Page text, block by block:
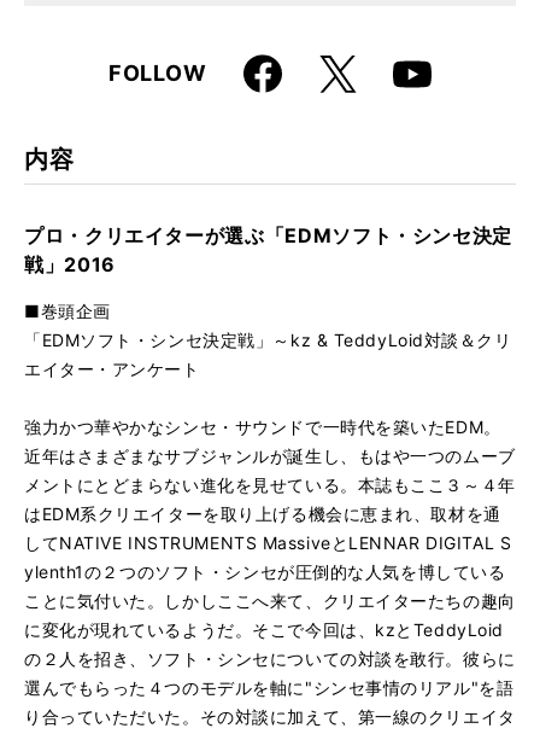
FOLLOWFaceboo
k
X Youtube
内容
プロ・クリエイターが選ぶ「EDMソフト・シンセ決定
戦」2016
■巻頭企画
「EDMソフト・シンセ決定戦」～kz & TeddyLoid対談＆クリ
エイター・アンケート
強力かつ華やかなシンセ・サウンドで一時代を築いたEDM。
近年はさまざまなサブジャンルが誕生し、もはや一つのムーブ
メントにとどまらない進化を見せている。本誌もここ３～４年
はEDM系クリエイターを取り上げる機会に恵まれ、取材を通
してNATIVE INSTRUMENTS MassiveとLENNAR DIGITAL S
ylenth1の２つのソフト・シンセが圧倒的な人気を博している
ことに気付いた。しかしここへ来て、クリエイターたちの趣向
に変化が現れているようだ。そこで今回は、kzとTeddyLoid
の２人を招き、ソフト・シンセについての対談を敢行。彼らに
選んでもらった４つのモデルを軸に"シンセ事情のリアル"を語
り合っていただいた。その対談に加えて、第一線のクリエイタ